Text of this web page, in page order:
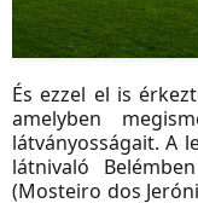
És ezzel el is
amelyben
látványosságait. A
látnivaló
(Mosteiro dos